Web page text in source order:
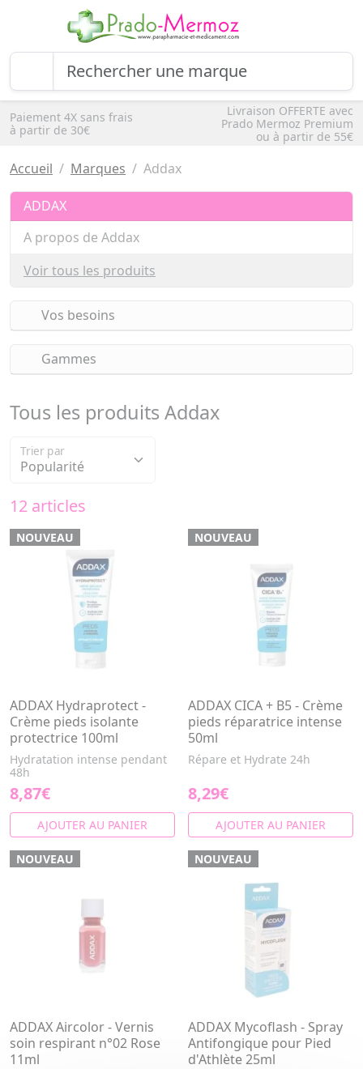
Paiement 4X sans frais
à partir de 30€
Livraison OFFERTE avec
Prado Mermoz Premium
ou à partir de 55€
Accueil Marques Addax
ADDAX
A propos de Addax
Voir tous les produits
Vos besoins
Gammes
Tous les produits Addax
Trier par
12 articles
NOUVEAU
ADDAX Hydraprotect -
Crème pieds isolante
protectrice 100ml
Hydratation intense pendant
48h
8,87€
AJOUTER AU PANIER
NOUVEAU
ADDAX CICA + B5 - Crème
pieds réparatrice intense
50ml
Répare et Hydrate 24h
8,29€
AJOUTER AU PANIER
NOUVEAU
ADDAX Aircolor - Vernis
soin respirant n°02 Rose
11ml
NOUVEAU
ADDAX Mycoflash - Spray
Antifongique pour Pied
d'Athlète 25ml